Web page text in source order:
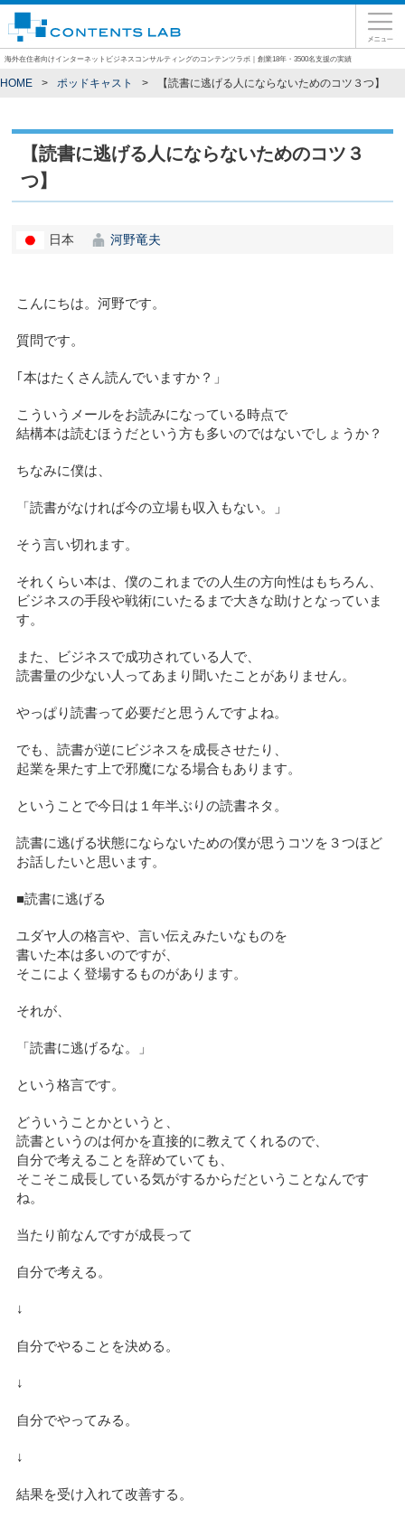
海外在住者向けインターネットビジネスコンサルティングのコンテンツラボ｜創業18年・3500名支援の実績
HOME ポッドキャスト 【読書に逃げる人にならないためのコツ３つ】
【読書に逃げる人にならないためのコツ３
つ】
日本 河野竜夫
こんにちは。河野です。
質問です。
｢本はたくさん読んでいますか？」
こういうメールをお読みになっている時点で
結構本は読むほうだという方も多いのではないでしょうか？
ちなみに僕は、
「読書がなければ今の立場も収入もない。」
そう言い切れます。
それくらい本は、僕のこれまでの人生の方向性はもちろん、
ビジネスの手段や戦術にいたるまで大きな助けとなっていま
す。
また、ビジネスで成功されている人で、
読書量の少ない人ってあまり聞いたことがありません。
やっぱり読書って必要だと思うんですよね。
でも、読書が逆にビジネスを成長させたり、
起業を果たす上で邪魔になる場合もあります。
ということで今日は１年半ぶりの読書ネタ。
読書に逃げる状態にならないための僕が思うコツを３つほど
お話したいと思います。
■読書に逃げる
ユダヤ人の格言や、言い伝えみたいなものを
書いた本は多いのですが、
そこによく登場するものがあります。
それが、
「読書に逃げるな。」
という格言です。
どういうことかというと、
読書というのは何かを直接的に教えてくれるので、
自分で考えることを辞めていても、
そこそこ成長している気がするからだということなんです
ね。
当たり前なんですが成長って
自分で考える。
↓
自分でやることを決める。
↓
自分でやってみる。
↓
結果を受け入れて改善する。